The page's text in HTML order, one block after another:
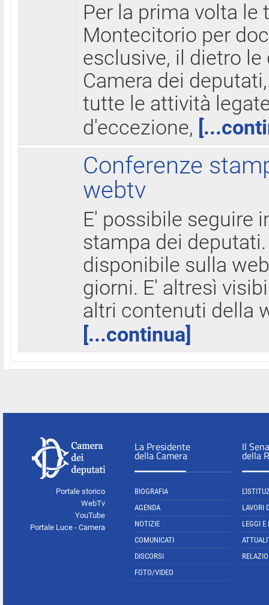
Per la prima volta le
Montecitorio per
esclusive, il dietro
Camera dei
tutte le attività
d'eccezione,
Conferenze
webtv
E' possibile seguire
stampa dei
disponibile sulla
giorni. E' altresì
altri contenuti della
[...continua]
Portale storico
WebTv
YouTube
Portale Luce - Camera
La Presidente
della Camera
BIOGRAFIA
AGENDA
NOTIZIE
COMUNICATI
DISCORSI
FOTO/VIDEO
Il
della
LAVORI
LEGGI E